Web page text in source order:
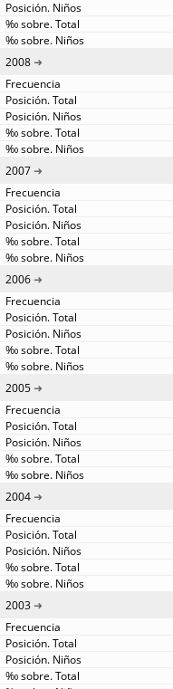
2008
2007
2006
2005
2004
2003